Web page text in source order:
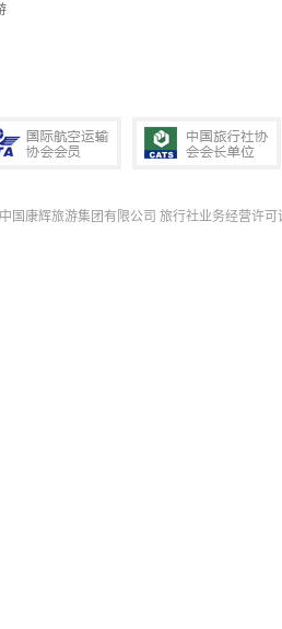
国康辉旅游集团有限公司 旅行社业务经营许